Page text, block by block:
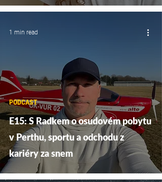
E15: S Radkem o osudovém pobytu
v Perthu, sportu a odchodu z
kariéry za snem
PODCAST
1 min read